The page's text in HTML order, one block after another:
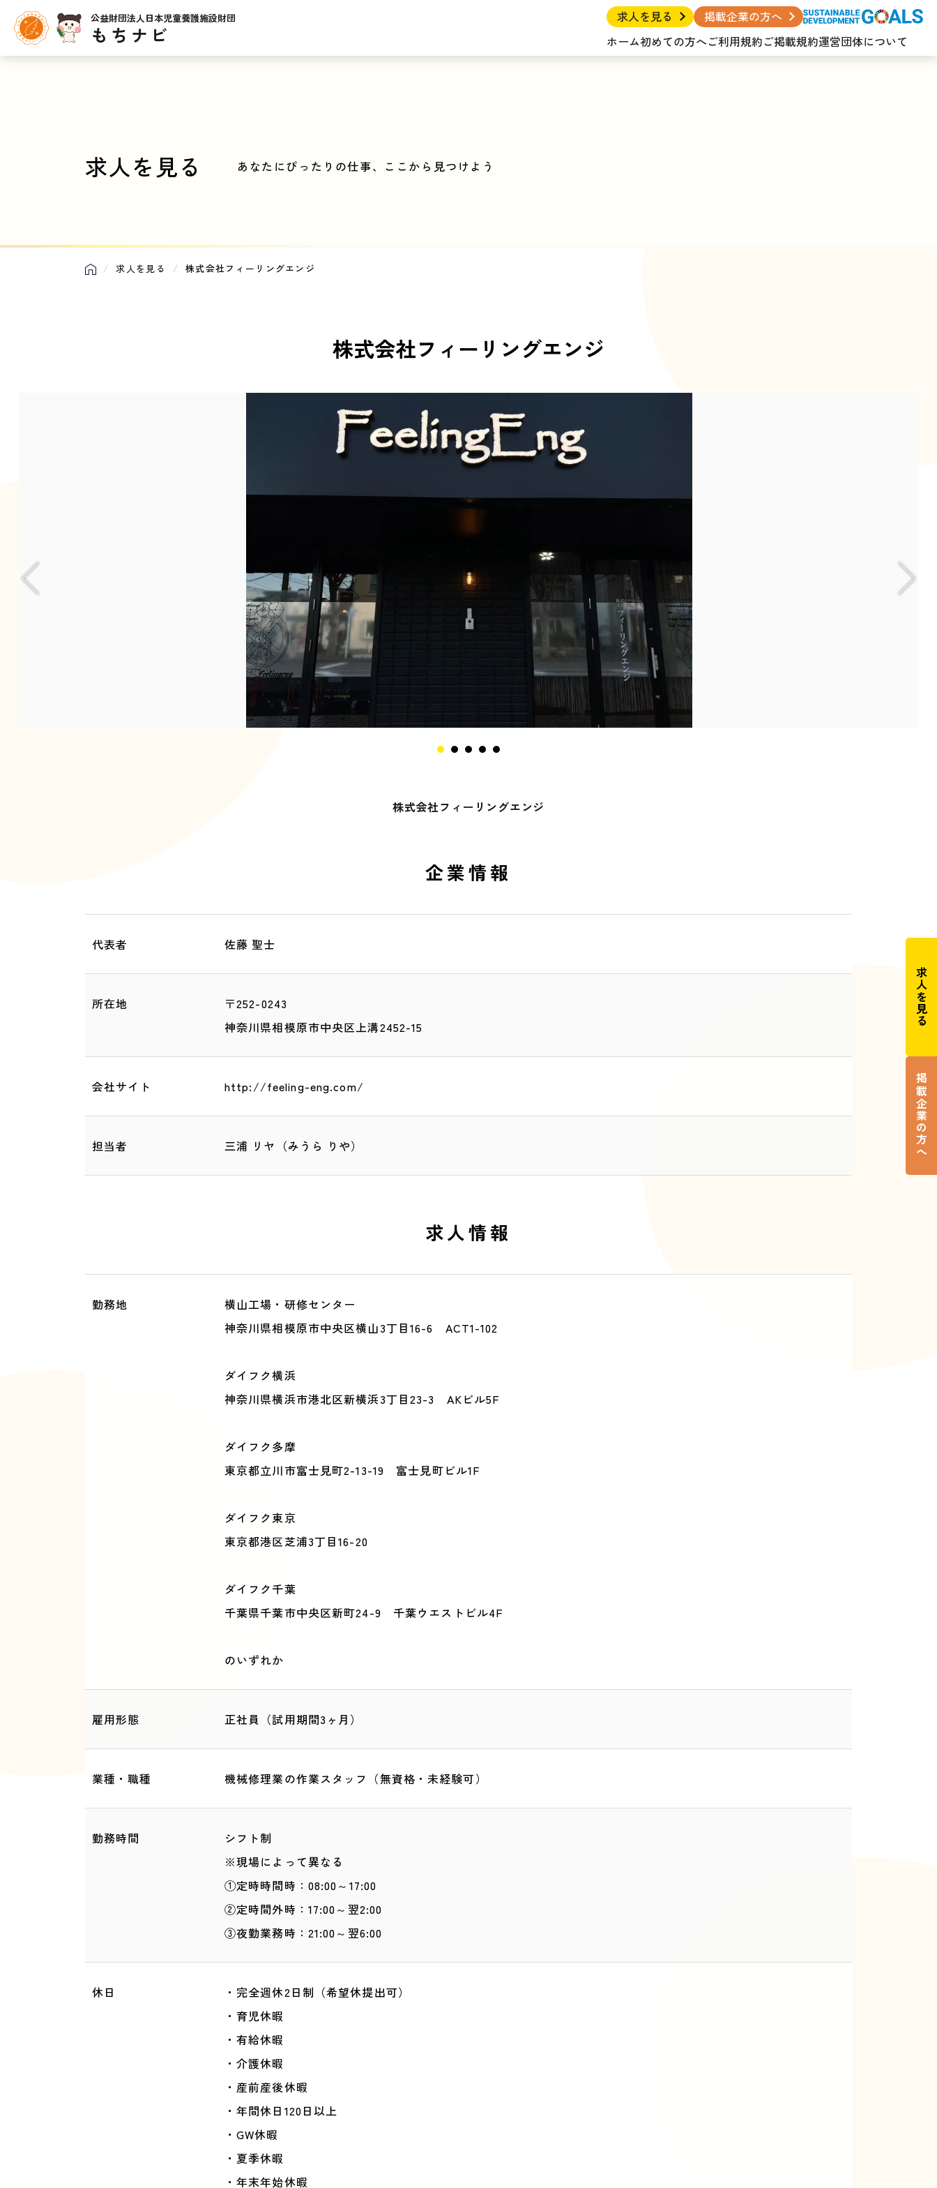
公益財団法人日本児童養護施設財団
もちナビ
求人を見る
掲載企業の方へ
ホーム初めての方へご利用規約ご掲載規約運営団体について
求人を見る
掲載企業の方へ
求人を見る あなたにぴったりの仕事、ここから見つけよう
求人を見る 株式会社フィーリングエンジ
株式会社フィーリングエンジ
株式会社フィーリングエンジ
企業情報
代表者 佐藤 聖士
所在地
〒252-0243
神奈川県相模原市中央区上溝2452-15
会社サイト http://feeling-eng.com/
担当者 三浦 リヤ（みうら りや）
求人情報
勤務地
横山工場・研修センター
神奈川県相模原市中央区横山3丁目16-6 ACT1-102
ダイフク横浜
神奈川県横浜市港北区新横浜3丁目23-3 AKビル5F
ダイフク多摩
東京都立川市富士見町2-13-19 富士見町ビル1F
ダイフク東京
東京都港区芝浦3丁目16-20
ダイフク千葉
千葉県千葉市中央区新町24-9 千葉ウエストビル4F
のいずれか
雇用形態 正社員（試用期間3ヶ月）
業種・職種 機械修理業の作業スタッフ（無資格・未経験可）
勤務時間
シフト制
※現場によって異なる
①定時時間時：08:00～17:00
②定時間外時：17:00～翌2:00
③夜勤業務時：21:00～翌6:00
休日
・完全週休2日制（希望休提出可）
・育児休暇
・有給休暇
・介護休暇
・産前産後休暇
・年間休日120日以上
・GW休暇
・夏季休暇
・年末年始休暇